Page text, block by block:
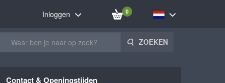
Inloggen 0
ZOEKEN
Contact & Openingstijden